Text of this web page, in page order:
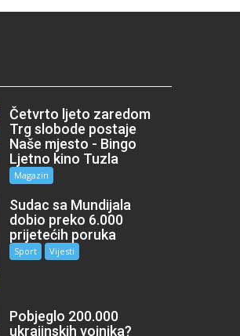
Četvrto ljeto zaredom
Trg slobode postaje
Naše mjesto - Bingo
Ljetno kino Tuzla
Magazin
Sudac sa Mundijala
dobio preko 6.000
prijetećih poruka
Sport Vijesti
Pobjeglo 200.000
ukrajinskih vojnika?